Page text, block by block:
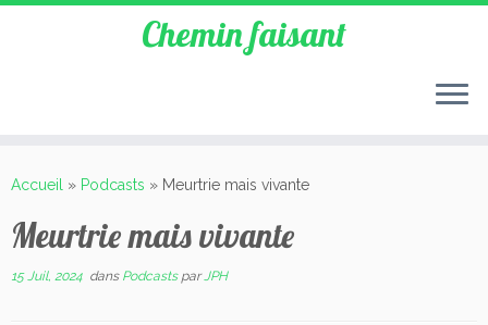
Chemin faisant
Accueil » Podcasts » Meurtrie mais vivante
Meurtrie mais vivante
15 Juil, 2024 dans Podcasts parJPH